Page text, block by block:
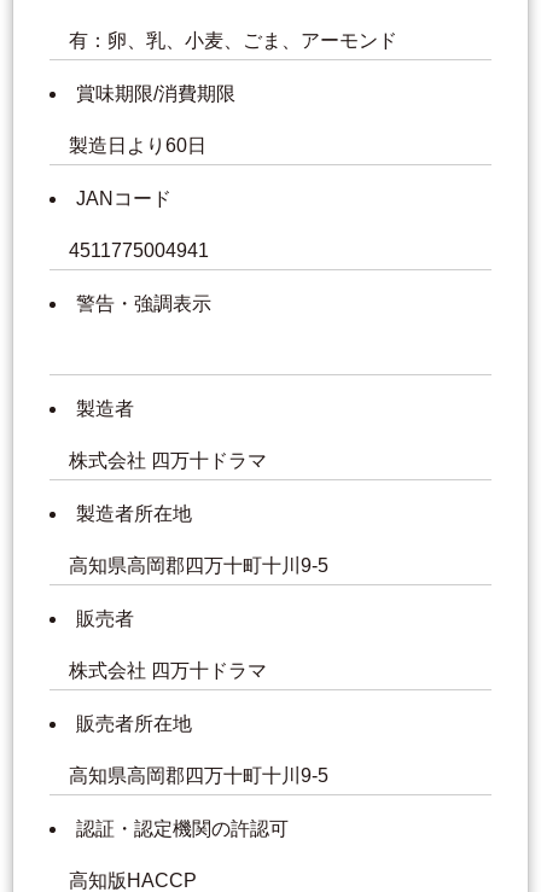
有：卵、乳、小麦、ごま、アーモンド
賞味期限/消費期限
製造日より60日
JANコード
4511775004941
警告・強調表示
製造者
株式会社 四万十ドラマ
製造者所在地
高知県高岡郡四万十町十川9-5
販売者
株式会社 四万十ドラマ
販売者所在地
高知県高岡郡四万十町十川9-5
認証・認定機関の許認可
高知版HACCP